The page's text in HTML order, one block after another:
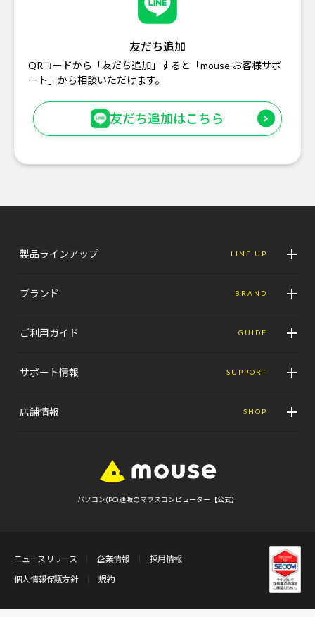
友だち追加
QRコードから「友だち追加」すると「mouse お客様サポ
ート」から相談いただけます。
友だち追加はこちら
製品ラインアップ LINE UP
ブランド BRAND
ご利用ガイド GUIDE
サポート情報 SUPPORT
店舗情報 SHOP
パソコン(PC)通販のマウスコンピューター【公式】
ニュースリリース 企業情報
採用情報
個人情報保護方針
規約